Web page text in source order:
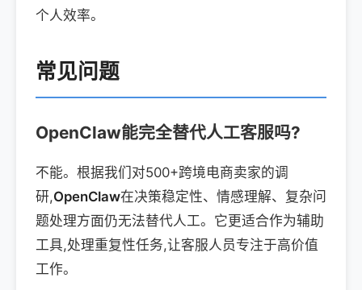
个人效率。
常见问题
OpenClaw能完全替代人工客服吗?
不能。根据我们对500+跨境电商卖家的调
研,OpenClaw在决策稳定性、情感理解、复杂问
题处理方面仍无法替代人工。它更适合作为辅助
工具,处理重复性任务,让客服人员专注于高价值
工作。